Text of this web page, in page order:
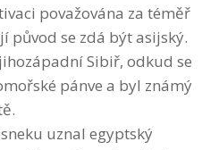
považována za téměř
původ se zdá být asijský.
Sibiř, odkud se
pánve a byl známý
uznal egyptský